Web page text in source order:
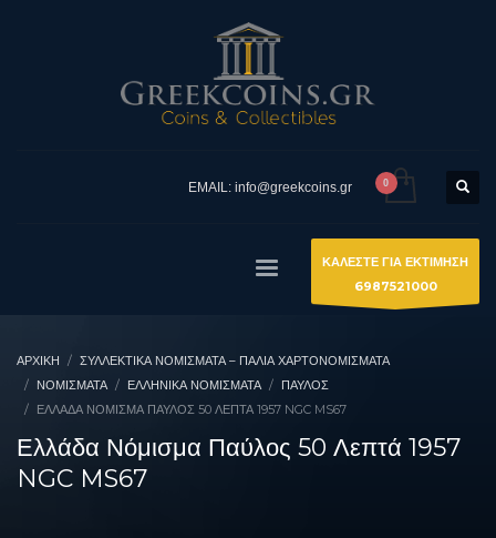
EMAIL: info@greekcoins.gr
ΚΑΛΕΣΤΕ ΓΙΑ ΕΚΤΙΜΗΣΗ
6987521000
ΑΡΧΙΚΉ
ΣΥΛΛΕΚΤΙΚΆ ΝΟΜΊΣΜΑΤΑ – ΠΑΛΙΆ ΧΑΡΤΟΝΟΜΊΣΜΑΤΑ
ΝΟΜΙΣΜΑΤΑ
ΕΛΛΗΝΙΚΆ ΝΟΜΊΣΜΑΤΑ
ΠΑΎΛΟΣ
ΕΛΛΆΔΑ ΝΌΜΙΣΜΑ ΠΑΎΛΟΣ 50 ΛΕΠΤΆ 1957 NGC MS67
Ελλάδα Νόμισμα Παύλος 50 Λεπτά 1957
NGC MS67